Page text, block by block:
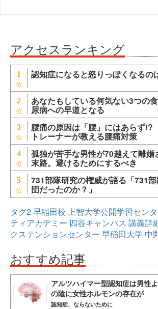
アクセスランキング
1 認知症になると怒りっぽくなるの
2 あなたもしている何気ない3つの
尿病への早道となる
3 腰痛の原因は「腰」にはあらず
トレーナーが教える腰痛対策
4 孤独が苦手な男性が70越えて離婚
末路。避けるためにするべき
5 731部隊研究の権威が語る「731
団だったのか？」
タグ2早稲田校 上智大学公開学習セン
ティアカデミー 四谷キャンパス 講義詳
クステンションセンター 早稲田大学 中
おすすめ記事
アルツハイマー型認知症は男性
の陰に女性ホルモンの存在が
認知症、ならないために